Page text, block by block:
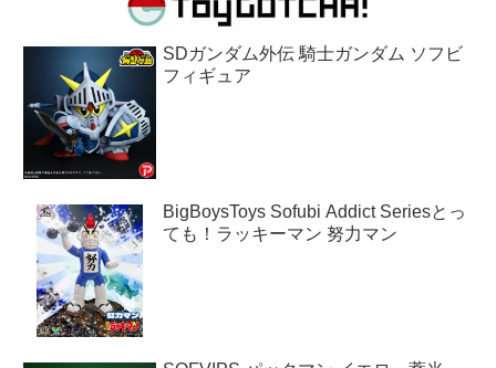
SDガンダム外伝 騎士ガンダム ソフビ
フィギュア
BigBoysToys Sofubi Addict Seriesとっ
ても！ラッキーマン 努力マン